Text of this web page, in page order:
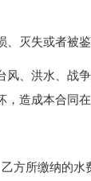
灭失或者被鉴
、洪水、战争
，造成本合同
所缴纳的水